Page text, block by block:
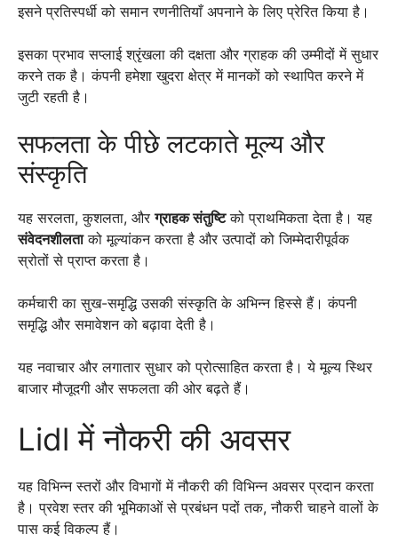
इसने प्रतिस्पर्धी को समान रणनीतियाँ अपनाने के लिए प्रेरित किया है।
इसका प्रभाव सप्लाई श्रृंखला की दक्षता और ग्राहक की उम्मीदों में सुधार
करने तक है। कंपनी हमेशा खुदरा क्षेत्र में मानकों को स्थापित करने में
जुटी रहती है।
सफलता के पीछे लटकाते मूल्य और
संस्कृति
यह सरलता, कुशलता, औरग्राहक संतुष्टिको प्राथमिकता देता है। यह
संवेदनशीलताको मूल्यांकन करता है और उत्पादों को जिम्मेदारीपूर्वक
स्रोतों से प्राप्त करता है।
कर्मचारी का सुख-समृद्धि उसकी संस्कृति के अभिन्न हिस्से हैं। कंपनी
समृद्धि और समावेशन को बढ़ावा देती है।
यह नवाचार और लगातार सुधार को प्रोत्साहित करता है। ये मूल्य स्थिर
बाजार मौजूदगी और सफलता की ओर बढ़ते हैं।
Lidl में नौकरी की अवसर
यह विभिन्न स्तरों और विभागों में नौकरी की विभिन्न अवसर प्रदान करता
है। प्रवेश स्तर की भूमिकाओं से प्रबंधन पदों तक, नौकरी चाहने वालों के
पास कई विकल्प हैं।